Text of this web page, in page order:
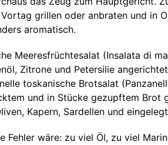
grillen oder anbraten und in
aromatisch.
Meeresfrüchtesalat (Insalata di
Zitrone und Petersilie
toskanische Brotsalat
und in Stücke gezupftem Brot
Kapern, Sardellen und
wäre: zu viel Öl, zu viel